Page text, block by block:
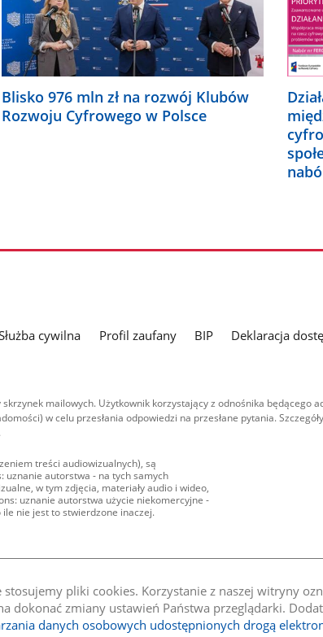
pliki cookies. Korzystanie z naszej witryny
dokonać zmiany ustawień Państwa przeglądarki.
danych osobowych udostępnionych drogą
Blisko 976 mln zł na rozwój Klubów
Rozwoju Cyfrowego w Polsce
cywilna Profil zaufany BIP
Deklaracja
mailowych. Użytkownik korzystający z odnośnika będącego
w celu przesłania odpowiedzi na przesłane pytania.
treści audiowizualnych), są
uznanie autorstwa - na tych samych
w tym zdjęcia, materiały audio i wideo,
uznanie autorstwa użycie niekomercyjne -
ile nie jest to stwierdzone inaczej.